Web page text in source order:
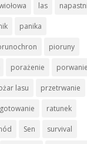
las
panika
pioruny
porażenie porwanie
lasu przetrwanie
ratunek
Sen survival